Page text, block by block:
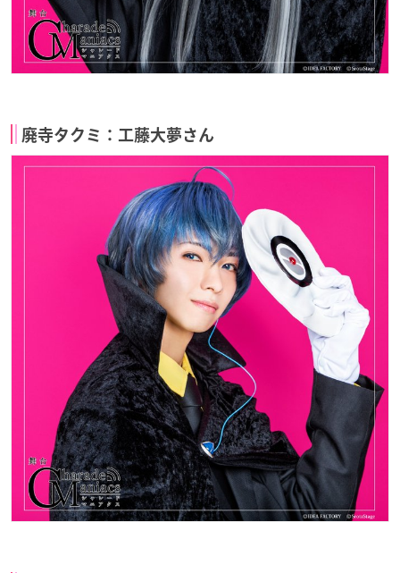
廃寺タクミ：工藤大夢さん